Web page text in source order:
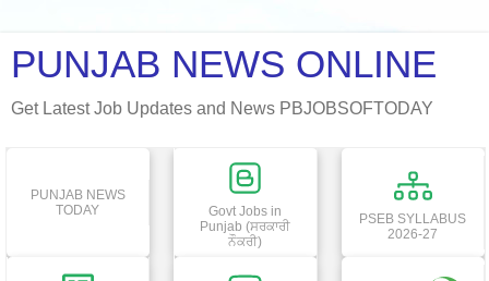
PUNJAB NEWS ONLINE
Get Latest Job Updates and News PBJOBSOFTODAY
PUNJAB NEWS
TODAY
Govt Jobs in
Punjab (ਸਰਕਾਰੀ
ਨੌਕਰੀ)
PSEB SYLLABUS
2026-27